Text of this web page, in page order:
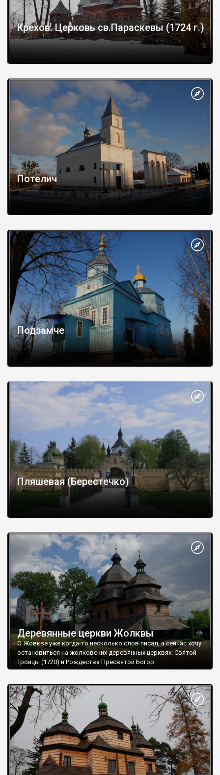
Крехов. Церковь св.Параскевы (1724 г.)
Потелич
Подзамче
Пляшевая (Берестечко)
Деревянные церкви Жолквы
О Жовкве уже когда-то несколько слов писал, а сейчас хочу
остановиться на жолковских деревянных церквях: Святой
Троицы (1720) и Рождества Пресвятой Богор